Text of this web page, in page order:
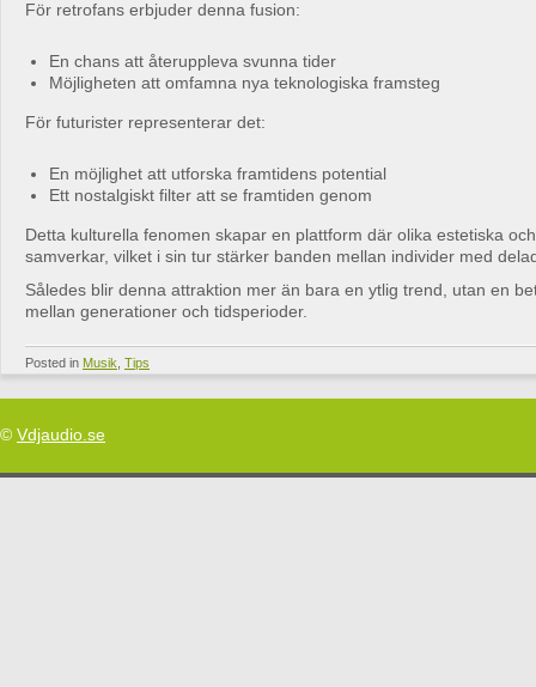
För retrofans erbjuder denna fusion:
En chans att återuppleva svunna tider
Möjligheten att omfamna nya teknologiska framsteg
För futurister representerar det:
En möjlighet att utforska framtidens potential
Ett nostalgiskt filter att se framtiden genom
Detta kulturella fenomen skapar en plattform där olika estetiska
samverkar, vilket i sin tur stärker banden mellan individer med
Således blir denna attraktion mer än bara en ytlig trend, utan en
mellan generationer och tidsperioder.
Posted in Musik Tips
© Vdjaudio.se